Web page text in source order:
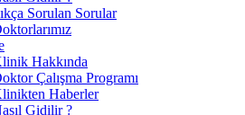
Sorulan Sorular
Hakkında
Çalışma Programı
Haberler
Gidilir ?